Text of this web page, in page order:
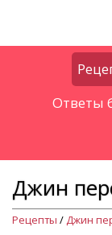
Ответы
Джин
Рецепты / Джин